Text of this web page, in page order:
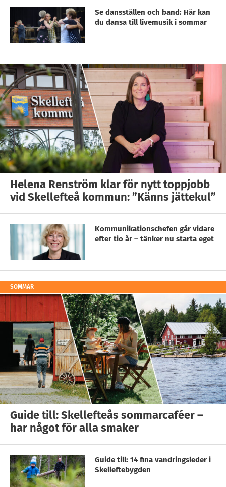
Se dansställen och band: Här kan
du dansa till livemusik i sommar
Helena Renström klar för nytt toppjobb
vid Skellefteå kommun: ”Känns jättekul”
Kommunikationschefen går vidare
efter tio år – tänker nu starta eget
SOMMAR
Guide till: Skellefteås sommarcaféer –
har något för alla smaker
Guide till: 14 fina vandringsleder i
Skelleftebygden